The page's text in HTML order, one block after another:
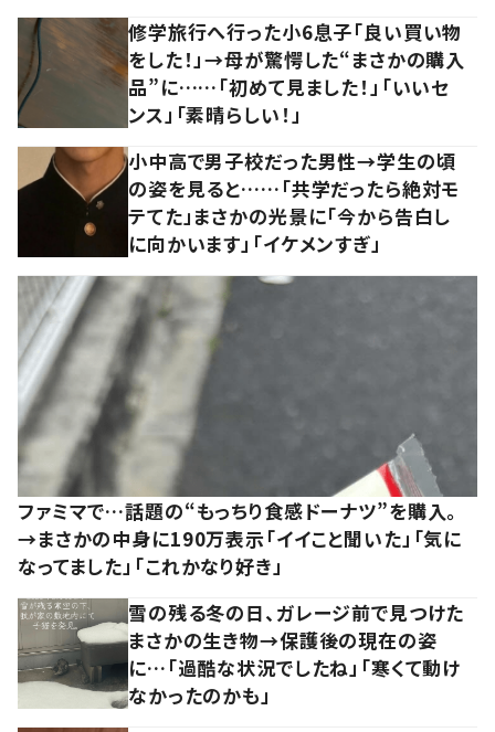
修学旅行へ行った小6息子「良い買い物
をした！」→母が驚愕した“まさかの購入
品”に……「初めて見ました！」「いいセ
ンス」「素晴らしい！」
小中高で男子校だった男性→学生の頃
の姿を見ると……「共学だったら絶対モ
テてた」まさかの光景に「今から告白し
に向かいます」「イケメンすぎ」
ファミマで…話題の“もっちり食感ドーナツ”を購入。
→まさかの中身に190万表示「イイこと聞いた」「気に
なってました」「これかなり好き」
雪の残る冬の日、ガレージ前で見つけた
まさかの生き物→保護後の現在の姿
に…「過酷な状況でしたね」「寒くて動け
なかったのかも」